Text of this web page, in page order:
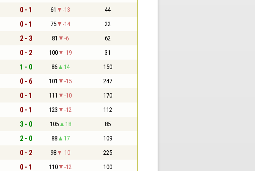
0 - 1 61 -13 44
0 - 1 75 -14 22
2 - 3 81 -6 62
0 - 2 100 -19 31
1 - 0 86 14 150
0 - 6 101 -15 247
0 - 1 111 -10 170
0 - 1 123 -12 112
3 - 0 105 18 85
2 - 0 88 17 109
0 - 2 98 -10 225
0 - 1 110 -12 100